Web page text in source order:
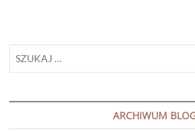
ARCHIWUM